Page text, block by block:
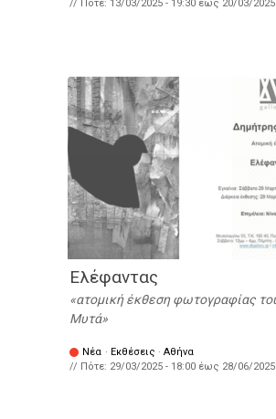
// Πότε: 13/03/2025 - 19:30 έως 20/03/2025
Ελέφαντας
ατομική έκθεση φωτογραφίας
Μυτά
Νέα · Εκθέσεις · Αθήνα
// Πότε: 29/03/2025 - 18:00 έως 28/06/2025